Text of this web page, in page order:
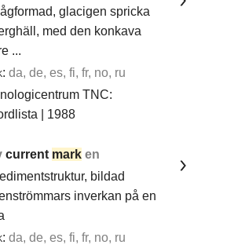
glacigen spricka
med den konkava
...
da, de, es, fi, fr, no, ru
TNC:
| 1988
current mark en
bildad
inverkan på en
da, de, es, fi, fr, no, ru